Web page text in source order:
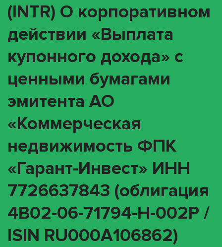
(INTR) О корпоративном
действии «Выплата
купонного дохода» с
ценными бумагами
эмитента АО
«Коммерческая
недвижимость ФПК
«Гарант-Инвест» ИНН
7726637843 (облигация
4B02-06-71794-H-002P /
ISIN RU000A106862)